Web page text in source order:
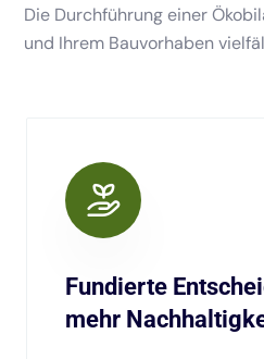
Die Durchführung einer
und Ihrem Bauvorhaben
Fundierte
mehr